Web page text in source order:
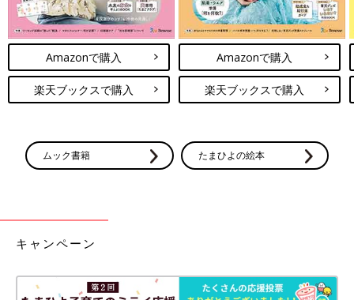
Amazonで購入
楽天ブックスで購入
Amazonで購入
楽天ブックスで購入
ムック書籍 たまひよの絵本
キャンペーン